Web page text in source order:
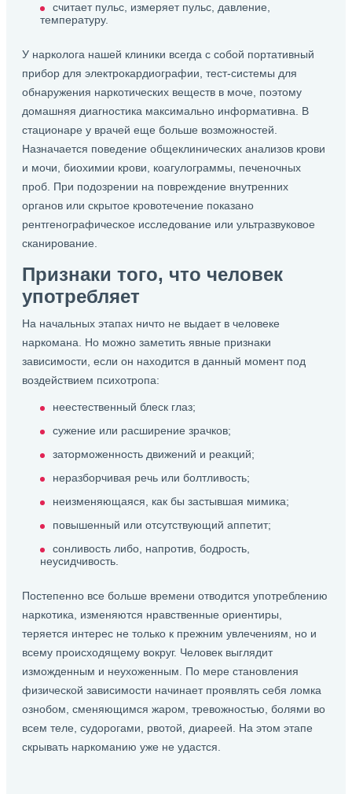
считает пульс, измеряет пульс, давление,
температуру.
У нарколога нашей клиники всегда с собой портативный
прибор для электрокардиографии, тест-системы для
обнаружения наркотических веществ в моче, поэтому
домашняя диагностика максимально информативна. В
стационаре у врачей еще больше возможностей.
Назначается поведение общеклинических анализов крови
и мочи, биохимии крови, коагулограммы, печеночных
проб. При подозрении на повреждение внутренних
органов или скрытое кровотечение показано
рентгенографическое исследование или ультразвуковое
сканирование.
Признаки того, что человек
употребляет
На начальных этапах ничто не выдает в человеке
наркомана. Но можно заметить явные признаки
зависимости, если он находится в данный момент под
воздействием психотропа:
неестественный блеск глаз;
сужение или расширение зрачков;
заторможенность движений и реакций;
неразборчивая речь или болтливость;
неизменяющаяся, как бы застывшая мимика;
повышенный или отсутствующий аппетит;
сонливость либо, напротив, бодрость,
неусидчивость.
Постепенно все больше времени отводится употреблению
наркотика, изменяются нравственные ориентиры,
теряется интерес не только к прежним увлечениям, но и
всему происходящему вокруг. Человек выглядит
изможденным и неухоженным. По мере становления
физической зависимости начинает проявлять себя ломка
ознобом, сменяющимся жаром, тревожностью, болями во
всем теле, судорогами, рвотой, диареей. На этом этапе
скрывать наркоманию уже не удастся.